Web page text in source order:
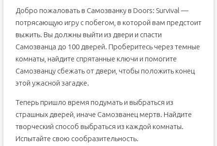
Добро пожаловать в Самозванку в Doors: Survival —
потрясающую игру с побегом, в которой вам предстоит
выжить. Вы должны выйти из двери и спасти
Самозванца до 100 дверей. Проберитесь через темные
комнаты, найдите спрятанные ключи и помогите
Самозванцу сбежать от двери, чтобы положить конец
этой ужасной загадке.
Теперь пришло время подумать и выбраться из
страшных дверей, иначе Самозванец мертв. Найдите
творческий способ выбраться из каждой комнаты.
Испытайте свою сообразительность.